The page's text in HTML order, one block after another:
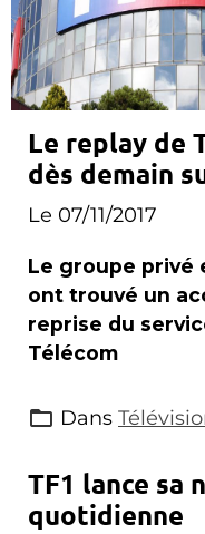
Le replay de
dès demain
Le 07/11/2017
Le groupe privé
ont trouvé un
reprise du
Télécom
Dans
TF1 lance sa
quotidienne